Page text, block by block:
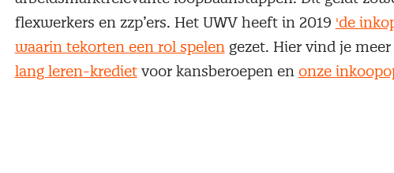
flexwerkers en zzp’ers. Het UWV heeft in 2019 'de
waarin tekorten een rol spelengezet. Hier vind je
lang leren-kredietvoor kansberoepen en onze